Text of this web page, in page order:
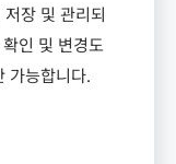
장 및 관리되
인 및 변경도
가능합니다.